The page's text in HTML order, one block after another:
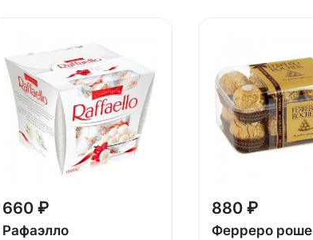
660 ₽
Рафаэлло
880 ₽
Ферреро роше